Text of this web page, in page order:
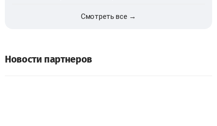
Смотреть все →
Новости партнеров